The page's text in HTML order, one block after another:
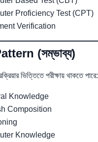
Proficiency Test (CPT)
Verification
(সম্ভাব্য)
ভিত্তিতে পরীক্ষায় থাকতে পারে:
Knowledge
Composition
Knowledge